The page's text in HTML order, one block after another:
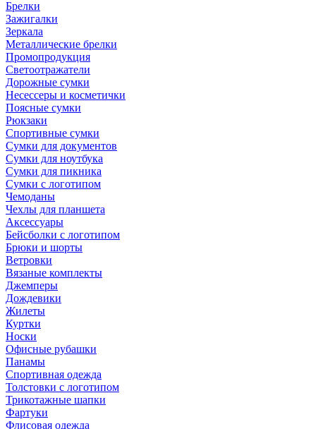
Брелки
Зажигалки
Зеркала
Металлические брелки
Промопродукция
Светоотражатели
Дорожные сумки
Несессеры и косметички
Поясные сумки
Рюкзаки
Спортивные сумки
Сумки для документов
Сумки для ноутбука
Сумки для пикника
Сумки с логотипом
Чемоданы
Чехлы для планшета
Аксессуары
Бейсболки с логотипом
Брюки и шорты
Ветровки
Вязаные комплекты
Джемперы
Дождевики
Жилеты
Куртки
Носки
Офисные рубашки
Панамы
Спортивная одежда
Толстовки с логотипом
Трикотажные шапки
Фартуки
Флисовая одежда